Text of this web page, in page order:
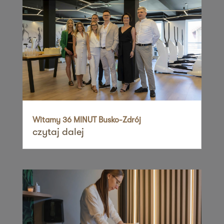
Zapisz mnie
36 MINUT Rumia
ul. Gdańska 34
84-230 Rumia
Zapisz mnie
36 MINUT Sadyba
02-981 Warszawa
36 MINUT Siekierki
62-025 Siekierki Wielkie
36 MINUT Siemianowice
Witamy 36 MINUT Busko-Zdrój
czytaj dalej